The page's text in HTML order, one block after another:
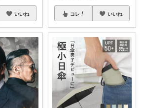
いいね コレ いいね